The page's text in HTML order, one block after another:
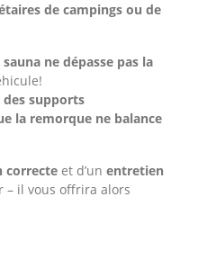
de campings ou de
ne dépasse pas la
des supports
la remorque ne balance
correcte et d’un entretien
– il vous offrira alors